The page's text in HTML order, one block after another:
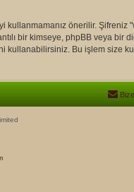
kullanmamanız önerilir. Şifreniz
bir kimseye, phpBB veya bir
Bu işlem size